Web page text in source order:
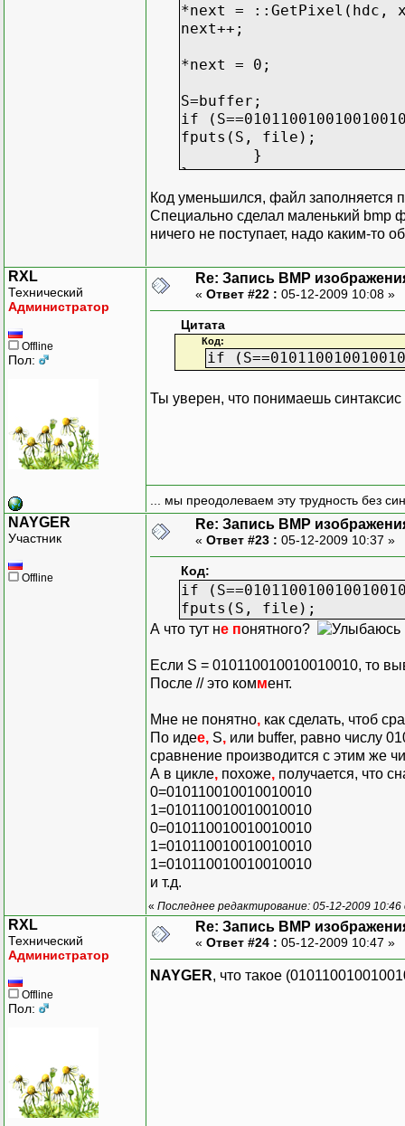
*next =
next++;
*next = 0;
S=buffer;
if
fputs(S, file);
}
}
Код уменьшился, файл заполняется
Специально сделал маленький
ничего не поступает, надо каким-то
RXL
Технический
Администратор
Offline
Пол:
Re: Запись BMP
« Ответ #22 : 05-12-2009 10:08 »
Цитата
Код:
if
Ты уверен, что понимаешь
... мы преодолеваем эту трудность без
NAYGER
Участник
Offline
Re: Запись BMP
« Ответ #23 : 05-12-2009 10:37 »
Код:
if
fputs(S, file);
А что тут не понятного?
Если S = 010110010010010010, то
После // это коммент.
Мне не понятно, как сделать, чтоб
По идее, S, или buffer, равно числу
сравнение производится с этим же
А в цикле, похоже, получается, что
0=010110010010010010
1=010110010010010010
0=010110010010010010
1=010110010010010010
1=010110010010010010
и т.д.
« Последнее редактирование: 05-12-2009
RXL
Технический
Администратор
Offline
Пол:
Re: Запись BMP
« Ответ #24 : 05-12-2009 10:47 »
NAYGER, что такое